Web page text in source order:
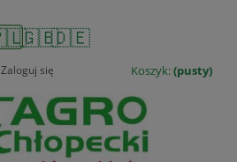
🇬🇧🇩🇪
Koszyk:(pusty)
Zaloguj się